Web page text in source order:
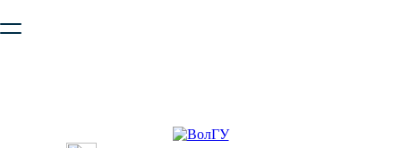
безопасную работу с сайтом. Пожалуйста